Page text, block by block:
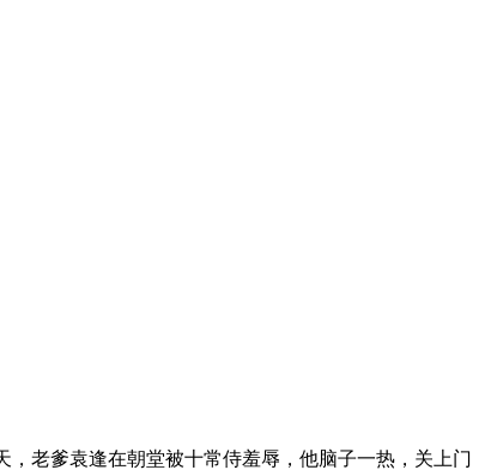
老爹袁逢在朝堂被十常侍羞辱，他脑子一热，关上门